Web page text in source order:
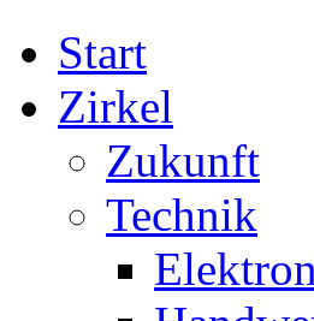
Start
Zirkel
Zukunft
Technik